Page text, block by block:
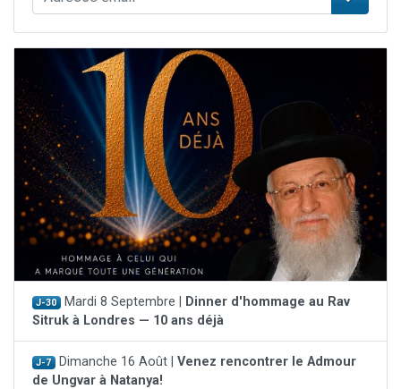
J-30 Mardi 8 Septembre |
Dinner d'hommage au Rav
Sitruk à Londres — 10 ans déjà
J-7 Dimanche 16 Août | Venez rencontrer le Admour
de Ungvar à Natanya!